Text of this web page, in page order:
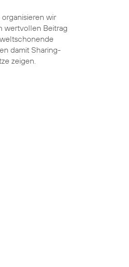
wir
wertvollen Beitrag
damit Sharing-
zeigen.